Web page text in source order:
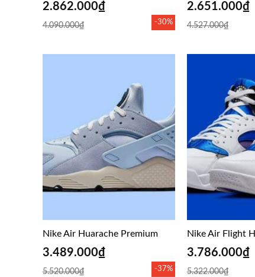
-30%
4.090.000₫
2.862.000₫
4.527.000₫
2.651.000₫
-37%
Nike Air Huarache Premium
5.520.000₫
3.489.000₫
Nike Air Flight
5.322.000₫
3.786.000₫